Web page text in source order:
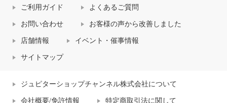
ご利用ガイド よくあるご質問
お問い合わせ お客様の声から改善しました
店舗情報 イベント・催事情報
サイトマップ
ジュピターショップチャンネル株式会社について
会社概要/免許情報 特定商取引法に関して